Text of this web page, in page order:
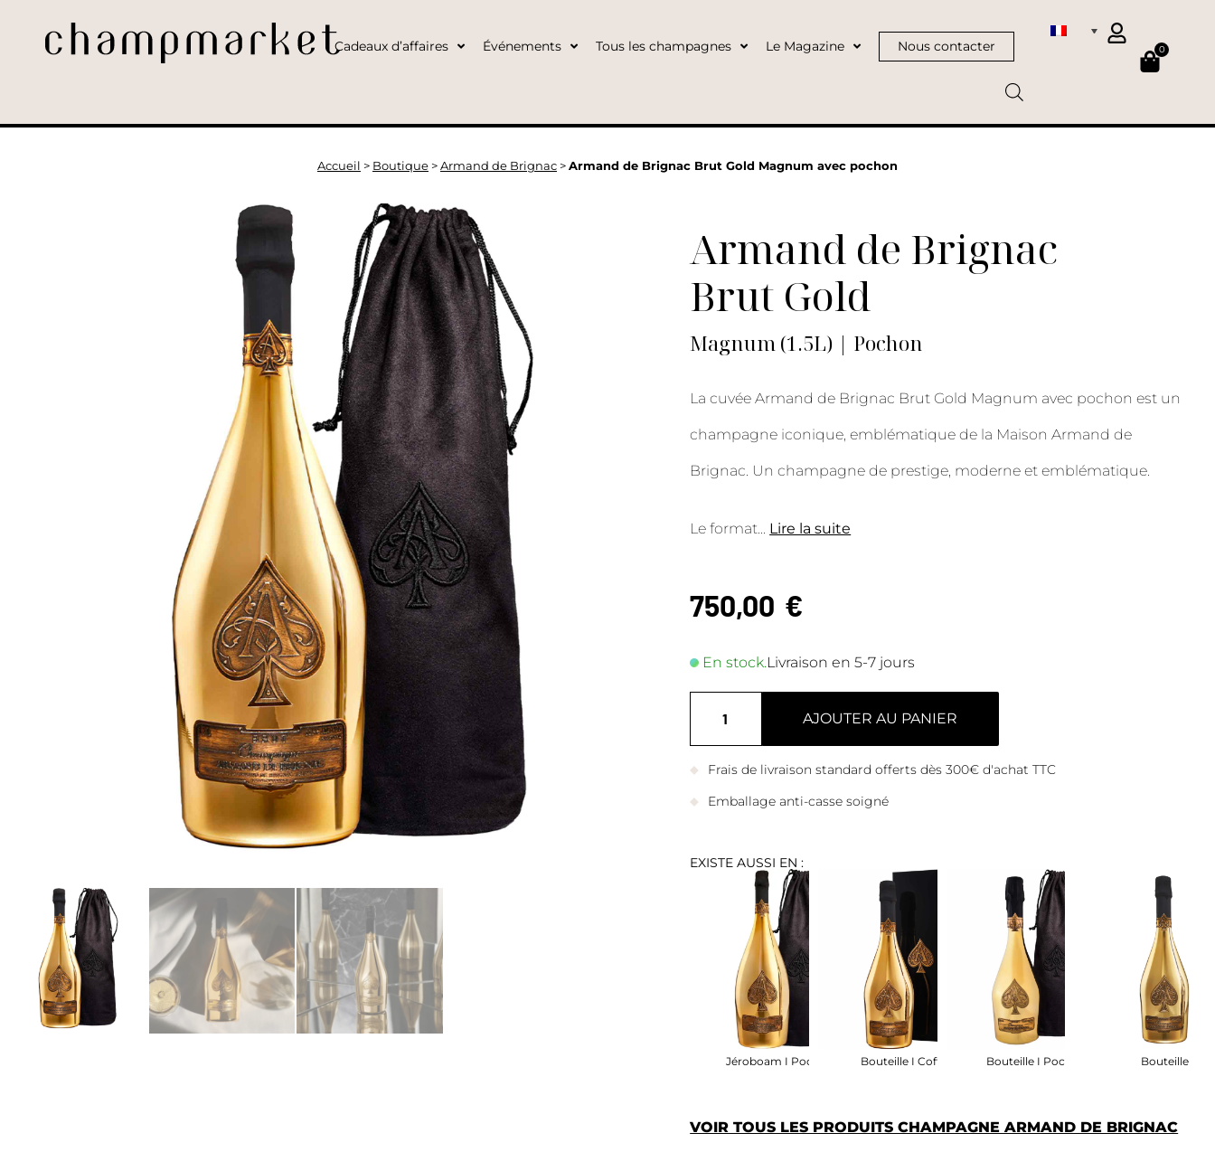
Cadeaux d’affaires Événements Tous les champagnes Le Magazine Nous contacter 0
Accueil > Boutique > Armand de Brignac > Armand de Brignac Brut Gold Magnum avec pochon
Armand de Brignac
Brut Gold
Magnum (1.5L) | Pochon
La cuvée Armand de Brignac Brut Gold Magnum avec pochon est un
champagne iconique, emblématique de la Maison Armand de
Brignac. Un champagne de prestige, moderne et emblématique.
Le format... Lire la suite
750,00 €
En stock.Livraison en 5-7 jours
AJOUTER AU PANIER
Frais de livraison standard offerts dès 300€ d'achat TTC
Emballage anti-casse soigné
EXISTE AUSSI EN :
Jéroboam I Pochon Bouteille I Coffret Bouteille I Pochon Bouteille
VOIR TOUS LES PRODUITS CHAMPAGNE ARMAND DE BRIGNAC